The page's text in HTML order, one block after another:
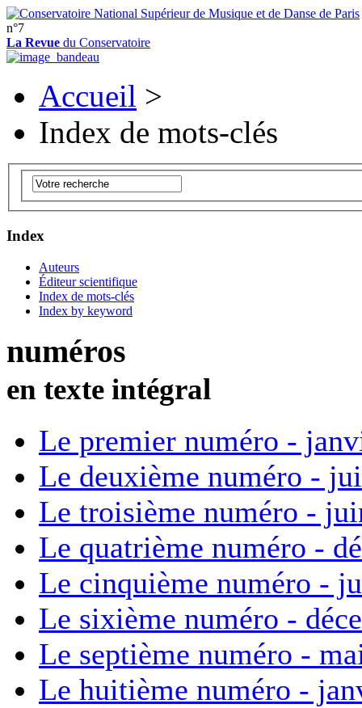
n°7
La Revue du Conservatoire
Accueil >
Index de mots-clés
Index
Auteurs
Éditeur scientifique
Index de mots-clés
Index by keyword
numéros
en texte intégral
Le premier numéro -
Le deuxième numéro -
Le troisième numéro -
Le quatrième numéro -
Le cinquième numéro -
Le sixième numéro -
Le septième numéro -
Le huitième numéro -